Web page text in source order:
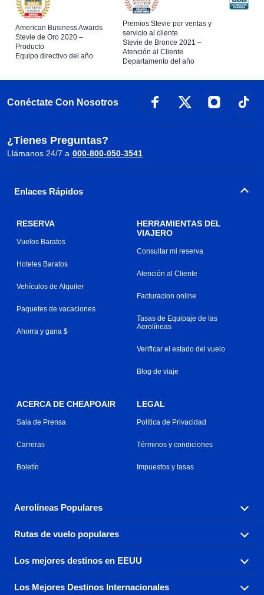
American Business Awards
Stevie de Oro 2020 –
Producto
Equipo directivo del año
Premios Stevie por ventas y
servicio al cliente
Stevie de Bronce 2021 –
Atención al Cliente
Departamento del año
Conéctate Con Nosotros
¿Tienes Preguntas?
Llámanos 24/7 a 000-800-050-3541
Enlaces Rápidos
RESERVA
Vuelos Baratos
Hoteles Baratos
Vehículos de Alquiler
Paquetes de vacaciones
Ahorra y gana $
HERRAMIENTAS DEL
VIAJERO
Consultar mi reserva
Atención al Cliente
Facturacion online
Tasas de Equipaje de las
Aerolíneas
Verificar el estado del vuelo
Blog de viaje
ACERCA DE CHEAPOAIR
Sala de Prensa
Carreras
Boletín
LEGAL
Política de Privacidad
Términos y condiciones
Impuestos y tasas
Aerolíneas Populares
Explora nuestras opciones de tarifas aéreas baratas por
aerolínea, con más de 500 opciones para elegir.
Aeromexico
Air France Alaska Airlines
Rutas de vuelo populares
Reserva una de nuestras rutas de vuelo más populares
con tres sencillos clics.
Los mejores destinos en EEUU
Encuentra boletos de avión baratos a destinos
Los Mejores Destinos Internacionales